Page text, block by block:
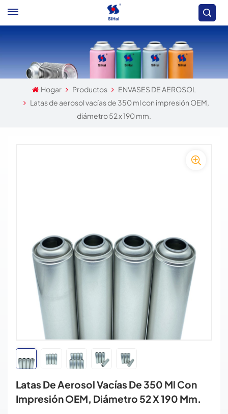
Hogar Productos
ENVASES DE AEROSOL
Latas de aerosol vacías de 350 ml con impresión OEM,
diámetro 52 x 190 mm.
Latas De Aerosol Vacías De 350 Ml Con
Impresión OEM, Diámetro 52 X 190 Mm.